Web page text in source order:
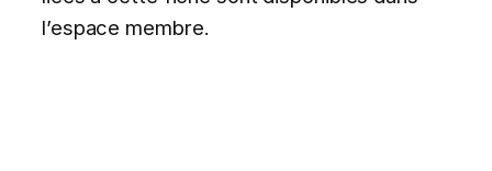
l’espace membre.